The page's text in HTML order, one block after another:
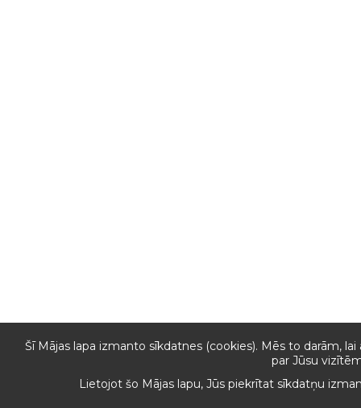
Šī Mājas lapa izmanto sīkdatnes (cookies). Mēs to darām,
par Jūsu
Lietojot šo Mājas lapu, Jūs piekrītat sīkdatņu